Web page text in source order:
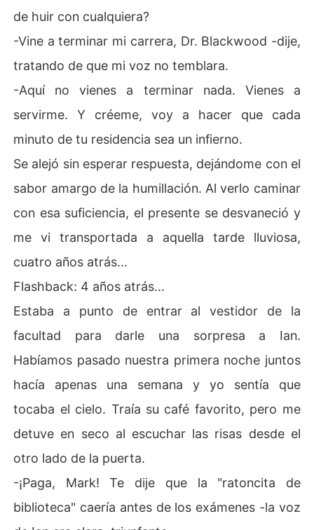
de huir con cualquiera?
-Vine a terminar mi carrera, Dr. Blackwood -dije,
tratando de que mi voz no temblara.
-Aquí no vienes a terminar nada. Vienes a
servirme. Y créeme, voy a hacer que cada
minuto de tu residencia sea un infierno.
Se alejó sin esperar respuesta, dejándome con el
sabor amargo de la humillación. Al verlo caminar
con esa suficiencia, el presente se desvaneció y
me vi transportada a aquella tarde lluviosa,
cuatro años atrás...
Flashback: 4 años atrás...
Estaba a punto de entrar al vestidor de la
facultad para darle una sorpresa a Ian.
Habíamos pasado nuestra primera noche juntos
hacía apenas una semana y yo sentía que
tocaba el cielo. Traía su café favorito, pero me
detuve en seco al escuchar las risas desde el
otro lado de la puerta.
-¡Paga, Mark! Te dije que la "ratoncita de
biblioteca" caería antes de los exámenes -la voz